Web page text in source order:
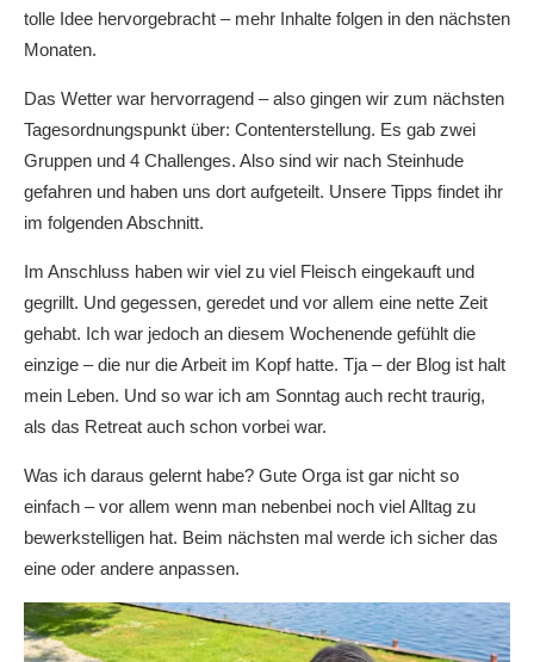
tolle Idee hervorgebracht – mehr Inhalte folgen in den nächsten
Monaten.
Das Wetter war hervorragend – also gingen wir zum nächsten
Tagesordnungspunkt über: Contenterstellung. Es gab zwei
Gruppen und 4 Challenges. Also sind wir nach Steinhude
gefahren und haben uns dort aufgeteilt. Unsere Tipps findet ihr
im folgenden Abschnitt.
Im Anschluss haben wir viel zu viel Fleisch eingekauft und
gegrillt. Und gegessen, geredet und vor allem eine nette Zeit
gehabt. Ich war jedoch an diesem Wochenende gefühlt die
einzige – die nur die Arbeit im Kopf hatte. Tja – der Blog ist halt
mein Leben. Und so war ich am Sonntag auch recht traurig,
als das Retreat auch schon vorbei war.
Was ich daraus gelernt habe? Gute Orga ist gar nicht so
einfach – vor allem wenn man nebenbei noch viel Alltag zu
bewerkstelligen hat. Beim nächsten mal werde ich sicher das
eine oder andere anpassen.